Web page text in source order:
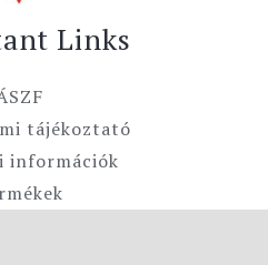
Links
tájékoztató
információk